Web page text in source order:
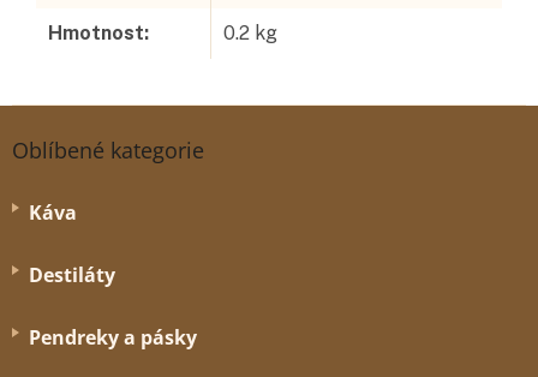
Hmotnost: 0.2 kg
Oblíbené kategorie
Káva
Destiláty
Pendreky a pásky